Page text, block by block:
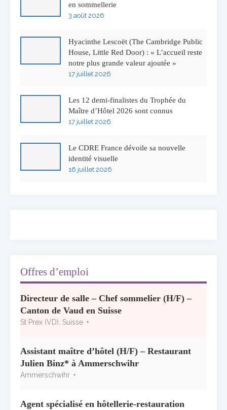
en sommellerie
3 août 2026
Hyacinthe Lescoët (The Cambridge Public
House, Little Red Door) : « L’accueil reste
notre plus grande valeur ajoutée »
17 juillet 2026
Les 12 demi-finalistes du Trophée du
Maître d’Hôtel 2026 sont connus
17 juillet 2026
Le CDRE France dévoile sa nouvelle
identité visuelle
16 juillet 2026
sélection consacrée à la Bourgogne
7 juillet 2026
40 ans chez Georges Blanc
3 juillet 2026
Offres d’emploi
Directeur de salle – Chef sommelier (H/F) –
Canton de Vaud en Suisse
St Prex (VD), Suisse
Assistant maître d’hôtel (H/F) – Restaurant
Julien Binz* à Ammerschwihr
Ammerschwihr
Agent spécialisé en hôtellerie-restauration